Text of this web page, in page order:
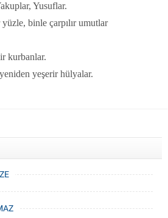
Yusuflar.
yüzle, binle çarpılır umutlar
kurbanlar.
yeşerir hülyalar.